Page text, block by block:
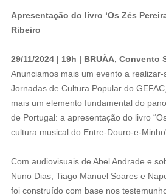
Apresentação do livro ‘Os Zés
Ribeiro
29/11/2024 | 19h | BRUÀA, Convento
Anunciamos mais um evento a
Jornadas de Cultura Popular do
mais um elemento fundamental do
de Portugal: a apresentação do livro
cultura musical do Entre-Douro-e-
️Com audiovisuais de Abel Andrade e
Nuno Dias, Tiago Manuel Soares e
foi construído com base nos